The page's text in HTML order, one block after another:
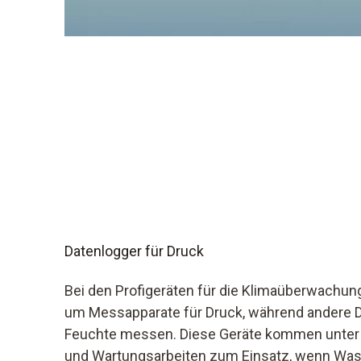
Datenlogger für Druck
Bei den Profigeräten für die
um Messapparate für Druck, während andere
Feuchte messen. Diese Geräte kommen
und Wartungsarbeiten zum Einsatz, wenn